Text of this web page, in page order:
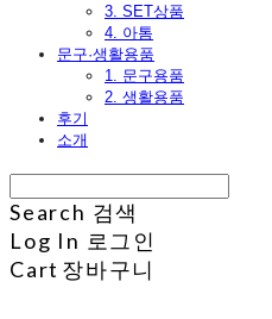
3. SET상품
4. 아톰
문구·생활용품
1. 문구용품
2. 생활용품
후기
소개
Search 검색
Log In 로그인
Cart 장바구니